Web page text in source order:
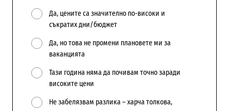
Да, цените са значително по-високи и
съкратих дни/бюджет
Да, но това не промени плановете ми за
ваканцията
Тази година няма да почивам точно заради
високите цени
Не забелязвам разлика – харча толкова,